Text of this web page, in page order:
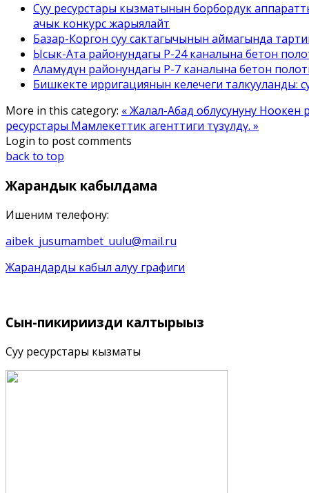
Суу ресурстары кызматынын борбордук
ачык конкурс жарыялайт
Базар-Коргон суу сактагычынын аймагында
Ысык-Ата районундагы Р-24 каналына бетон
Аламүдүн районундагы Р-7 каналына бетон
Бишкекте ирригациянын келечеги талкууланды:
More in this category: « Жалал-Абад облусунуну Ноокен
ресурстары Мамлекеттик агенттиги түзүлдү. »
Login to post comments
back to top
Жарандык кабылдама
Ишеним телефону:
aibek_jusumambet_uulu@mail.ru
Жарандарды кабыл алуу графиги
Сын-пикириңизди калтырыңыз
Суу ресурстары кызматы